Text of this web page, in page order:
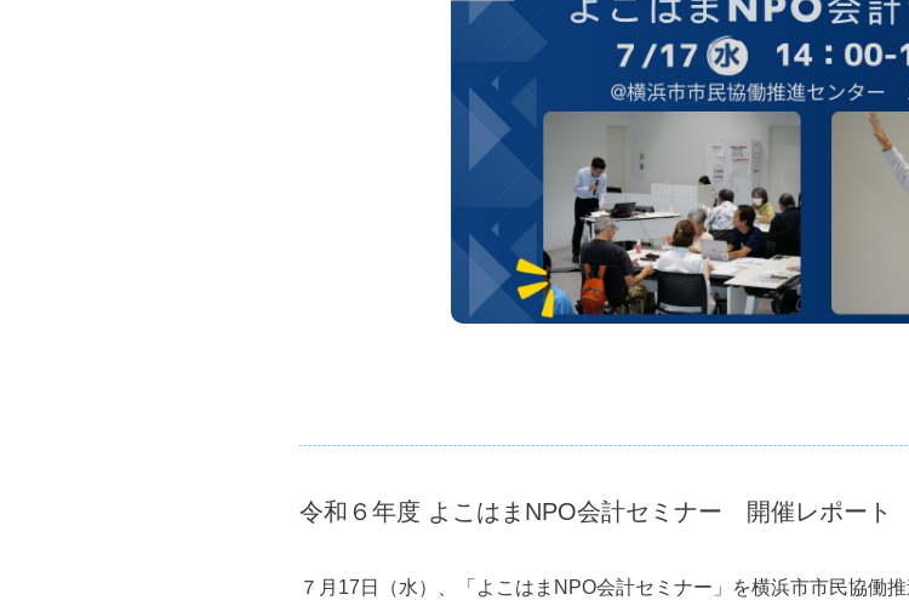
令和６年度 よこはまNPO会計セミナー 開催レポート
７月17日（水）、「よこはまNPO会計セミナー」を横浜市市民協働